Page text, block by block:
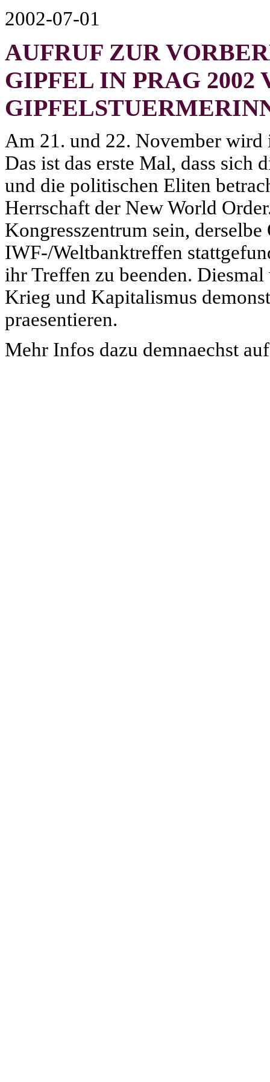
2002-07-01
AUFRUF ZUR
GIPFEL IN PRAG 2002
Am 21. und 22. November
Das ist das erste Mal, dass
und die politischen Eliten
Herrschaft der New World
Kongresszentrum sein,
IWF-/Weltbanktreffen
ihr Treffen zu beenden.
Krieg und Kapitalismus
praesentieren.
Mehr Infos dazu demnaechst